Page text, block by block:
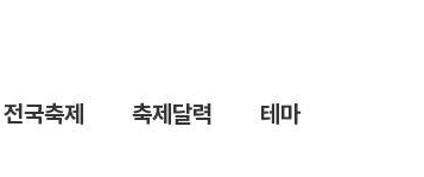
전국축제 축제달력 테마